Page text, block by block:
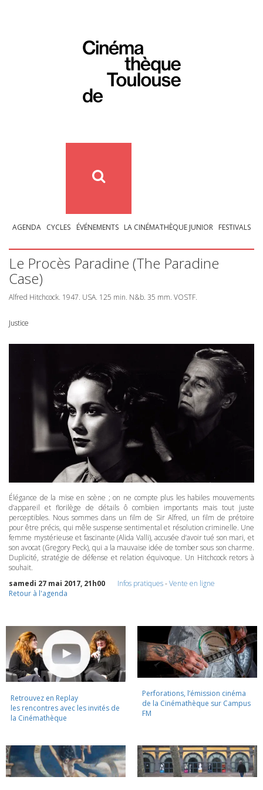
AGENDA CYCLES ÉVÉNEMENTS LA CINÉMATHÈQUE JUNIOR FESTIVALS
Le Procès Paradine (The Paradine
Case)
Alfred Hitchcock. 1947. USA. 125 min. N&b. 35 mm. VOSTF.
Justice
Élégance de la mise en scène ; on ne compte plus les habiles mouvements
d’appareil et florilège de détails ô combien importants mais tout juste
perceptibles. Nous sommes dans un film de Sir Alfred, un film de prétoire
pour être précis, qui mêle suspense sentimental et résolution criminelle. Une
femme mystérieuse et fascinante (Alida Valli), accusée d’avoir tué son mari, et
son avocat (Gregory Peck), qui a la mauvaise idée de tomber sous son charme.
Duplicité, stratégie de défense et relation équivoque. Un Hitchcock retors à
souhait.
samedi 27 mai 2017, 21h00
Infos pratiques-Vente en ligne
Retour à l'agenda
Retrouvez en Replay
les rencontres avec les invités de
la Cinémathèque
Perforations, l’émission cinéma
de la Cinémathèque sur Campus
FM